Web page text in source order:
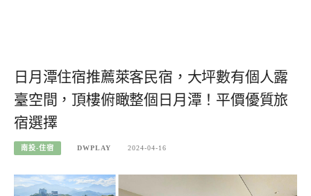
日月潭住宿推薦萊客民宿，大坪數有個人露
臺空間，頂樓俯瞰整個日月潭！平價優質旅
宿選擇
南投-住宿 DWPLAY 2024-04-16